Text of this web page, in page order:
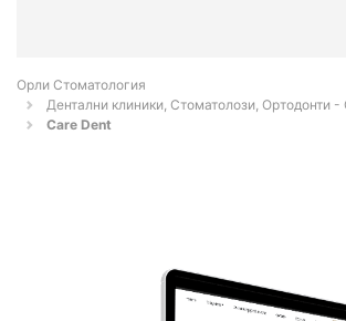
Орли Стоматология
Дентални клиники, Стоматолози, Ортодонти -
Care Dent